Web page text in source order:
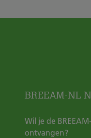
BREEAM-NL
Wil je de
ontvangen?